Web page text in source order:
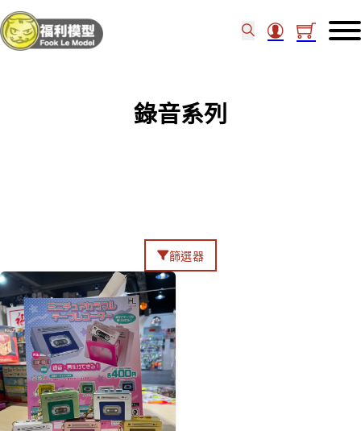
錄音系列
篩選器